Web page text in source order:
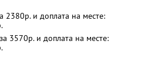
2380р. и доплата на месте:
3570р. и доплата на месте: